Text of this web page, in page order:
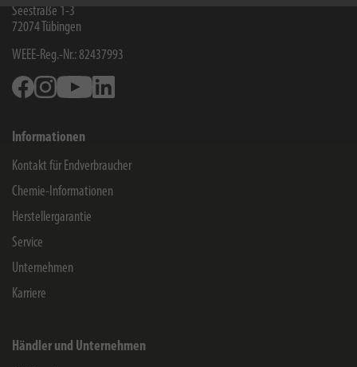
Seestraße 1-3
72074 Tübingen
WEEE-Reg.-Nr.: 82437993
FacebookInstagramYoutube
Informationen
Kontakt für Endverbraucher
Chemie-Informationen
Herstellergarantie
Service
Unternehmen
Karriere
Händler und Unternehmen